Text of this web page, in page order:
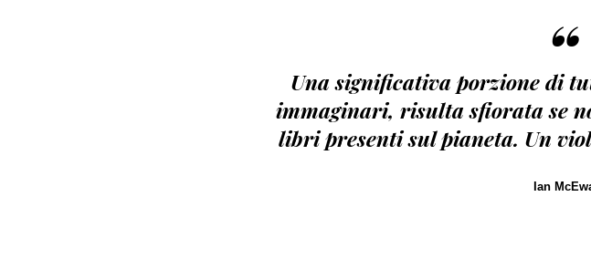
“
Una significativa porzione di
immaginari, risulta sfiorata se
libri presenti sul pianeta. Un
Ian